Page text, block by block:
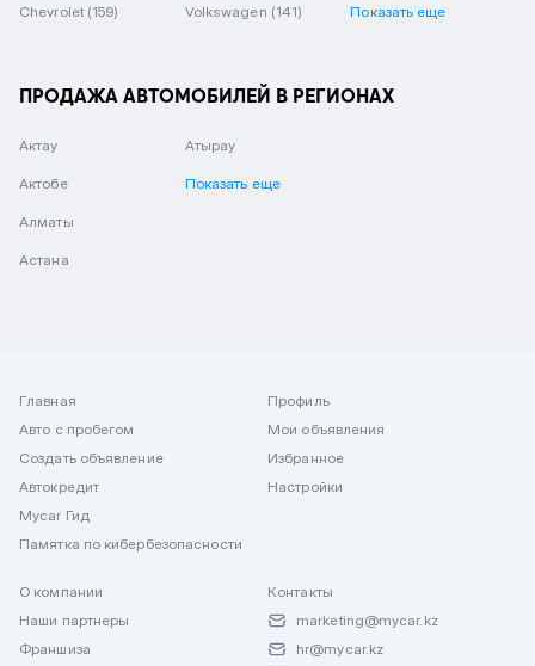
Chevrolet (159) Volkswagen (141) Показать еще
ПРОДАЖА АВТОМОБИЛЕЙ В РЕГИОНАХ
Актау
Актобе
Алматы
Астана
Атырау
Показать еще
Главная
Авто с пробегом
Создать объявление
Автокредит
Mycar Гид
Памятка по кибербезопасности
Профиль
Мои объявления
Избранное
Настройки
О компании
Наши партнеры
Франшиза
Контакты
marketing@mycar.kz
hr@mycar.kz